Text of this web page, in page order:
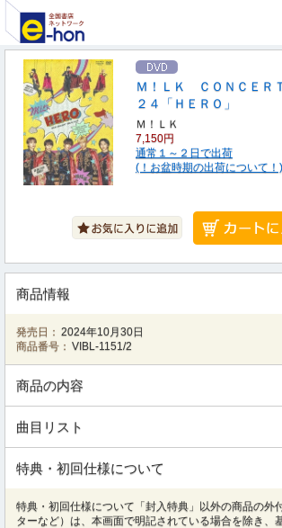
Ｍ！ＬＫ ＣＯＮＣＥ
２４「ＨＥＲＯ」
Ｍ！ＬＫ
7,150円
通常１～２日で出荷
(！お盆時期の出荷について！)
商品情報
発売日： 2024年10月30日
商品番号： VIBL-1151/2
商品の内容
曲目リスト
特典・初回仕様について
特典・初回仕様について「封入特典」以外の商品の外
ターなど）は、本画面で明記されている場合を除き、